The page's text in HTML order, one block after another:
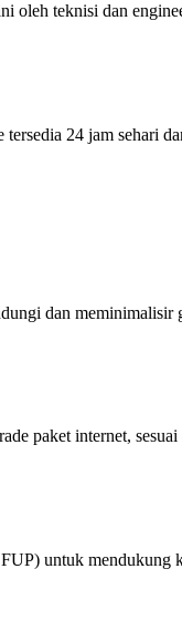
oleh teknisi dan
24 jam sehari
dan
paket internet,
untuk